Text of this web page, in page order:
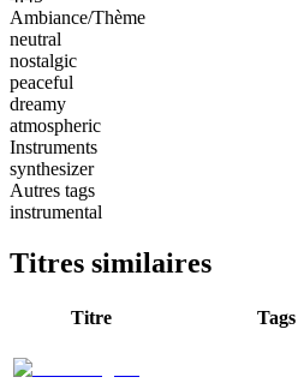
Ambiance/Thème
neutral
nostalgic
peaceful
dreamy
atmospheric
Instruments
synthesizer
Autres tags
instrumental
Titres similaires
Titre Tags